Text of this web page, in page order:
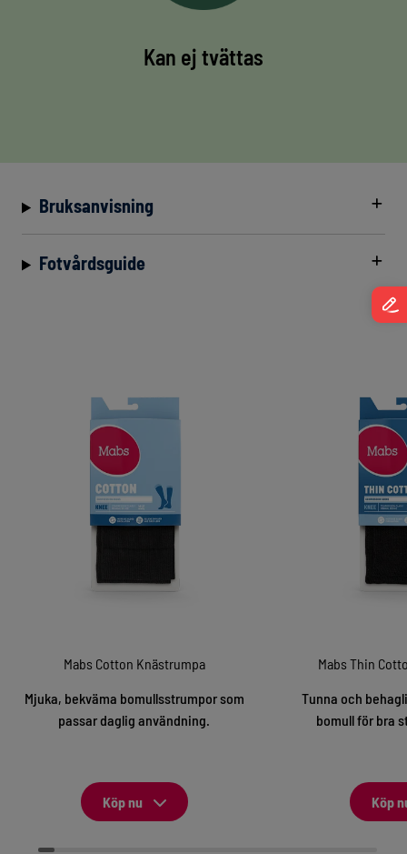
Kan ej tvättas
Bruksanvisning
Fotvårdsguide
Mabs Cotton Knästrumpa
Mjuka, bekväma bomullsstrumpor som
passar daglig användning.
Köp nu
Mabs Thin
Tunna och
bomull för bra
Köp